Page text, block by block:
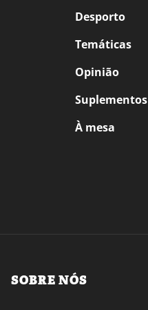
Desporto
Temáticas
Opinião
Suplementos
À mesa
SOBRE NÓS